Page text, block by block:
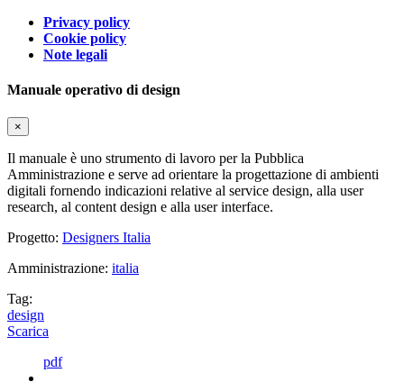
Privacy policy
Cookie policy
Note legali
Manuale operativo di design
×
Il manuale è uno strumento di lavoro per la Pubblica
Amministrazione e serve ad orientare la progettazione di ambienti
digitali fornendo indicazioni relative al service design, alla user
research, al content design e alla user interface.
Progetto: Designers Italia
Amministrazione: italia
Tag:
design
Scarica
pdf